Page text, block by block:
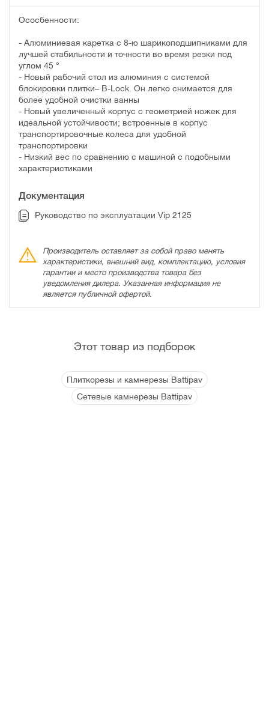
Ососбенности:
- Алюминиевая каретка с 8-ю шарикоподшипниками для
лучшей стабильности и точности во время резки под
углом 45 °
- Новый рабочий стол из алюминия с системой
блокировки плитки– B-Lock. Он легко снимается для
более удобной очистки ванны
- Новый увеличенный корпус с геометрией ножек для
идеальной устойчивости; встроенные в корпус
транспортировочные колеса для удобной
транспортировки
- Низкий вес по сравнению с машиной с подобными
характеристиками
Документация
Руководство по эксплуатации Vip 2125
Производитель оставляет за собой право менять
характеристики, внешний вид, комплектацию, условия
гарантии и место производства товара без
уведомления дилера. Указанная информация не
является публичной офертой.
Этот товар из подборок
Плиткорезы и камнерезы Battipav
Сетевые камнерезы Battipav